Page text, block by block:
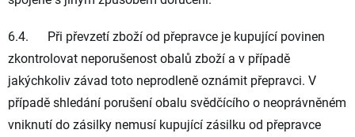
6.4. Při převzetí zboží od přepravce je kupující povinen
zkontrolovat neporušenost obalů zboží a v případě
jakýchkoliv závad toto neprodleně oznámit přepravci. V
případě shledání porušení obalu svědčícího o neoprávněném
vniknutí do zásilky nemusí kupující zásilku od přepravce